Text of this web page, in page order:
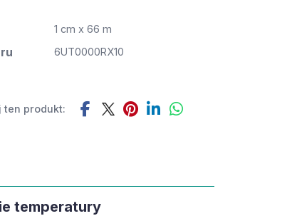
1 cm x 66 m
6UT0000RX10
ten produkt:
temperatury